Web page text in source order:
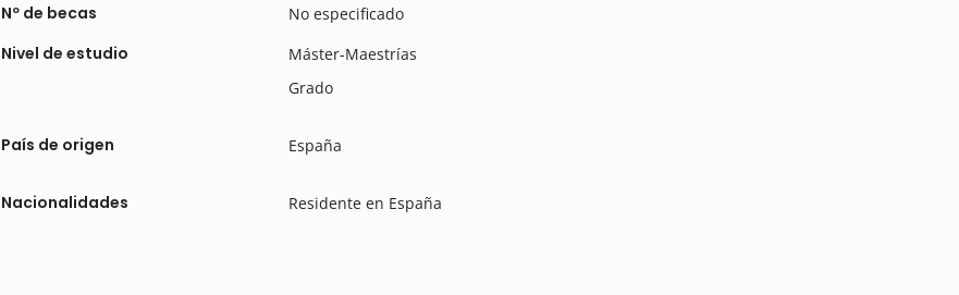
Nº de becas No especificado
Nivel de estudio
Máster-Maestrías
Grado
País de origen España
Nacionalidades Residente en España